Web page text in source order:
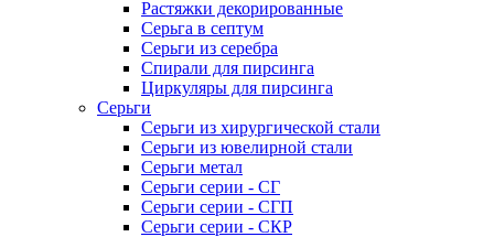
Растяжки декорированные
Серьга в септум
Серьги из серебра
Спирали для пирсинга
Циркуляры для пирсинга
Серьги
Серьги из хирургической стали
Серьги из ювелирной стали
Серьги метал
Серьги серии - СГ
Серьги серии - СГП
Серьги серии - СКР